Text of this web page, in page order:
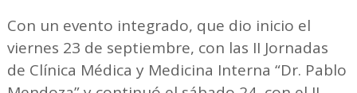
Con un evento integrado, que dio inicio el
viernes 23 de septiembre, con las II Jornadas
de Clínica Médica y Medicina Interna “Dr. Pablo